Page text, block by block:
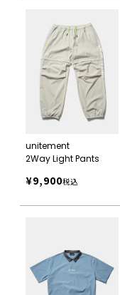
unitement
2Way Light Pants
¥9,900税込